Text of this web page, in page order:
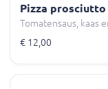
Pizza prosciutto
Tomatensaus, kaas
€ 12,00